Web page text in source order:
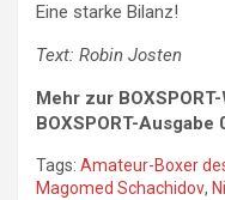
Eine starke Bilanz!
Text: Robin Josten
Mehr zur
BOXSPORT-
Tags: Amateur-Boxer
Magomed Schachidov,